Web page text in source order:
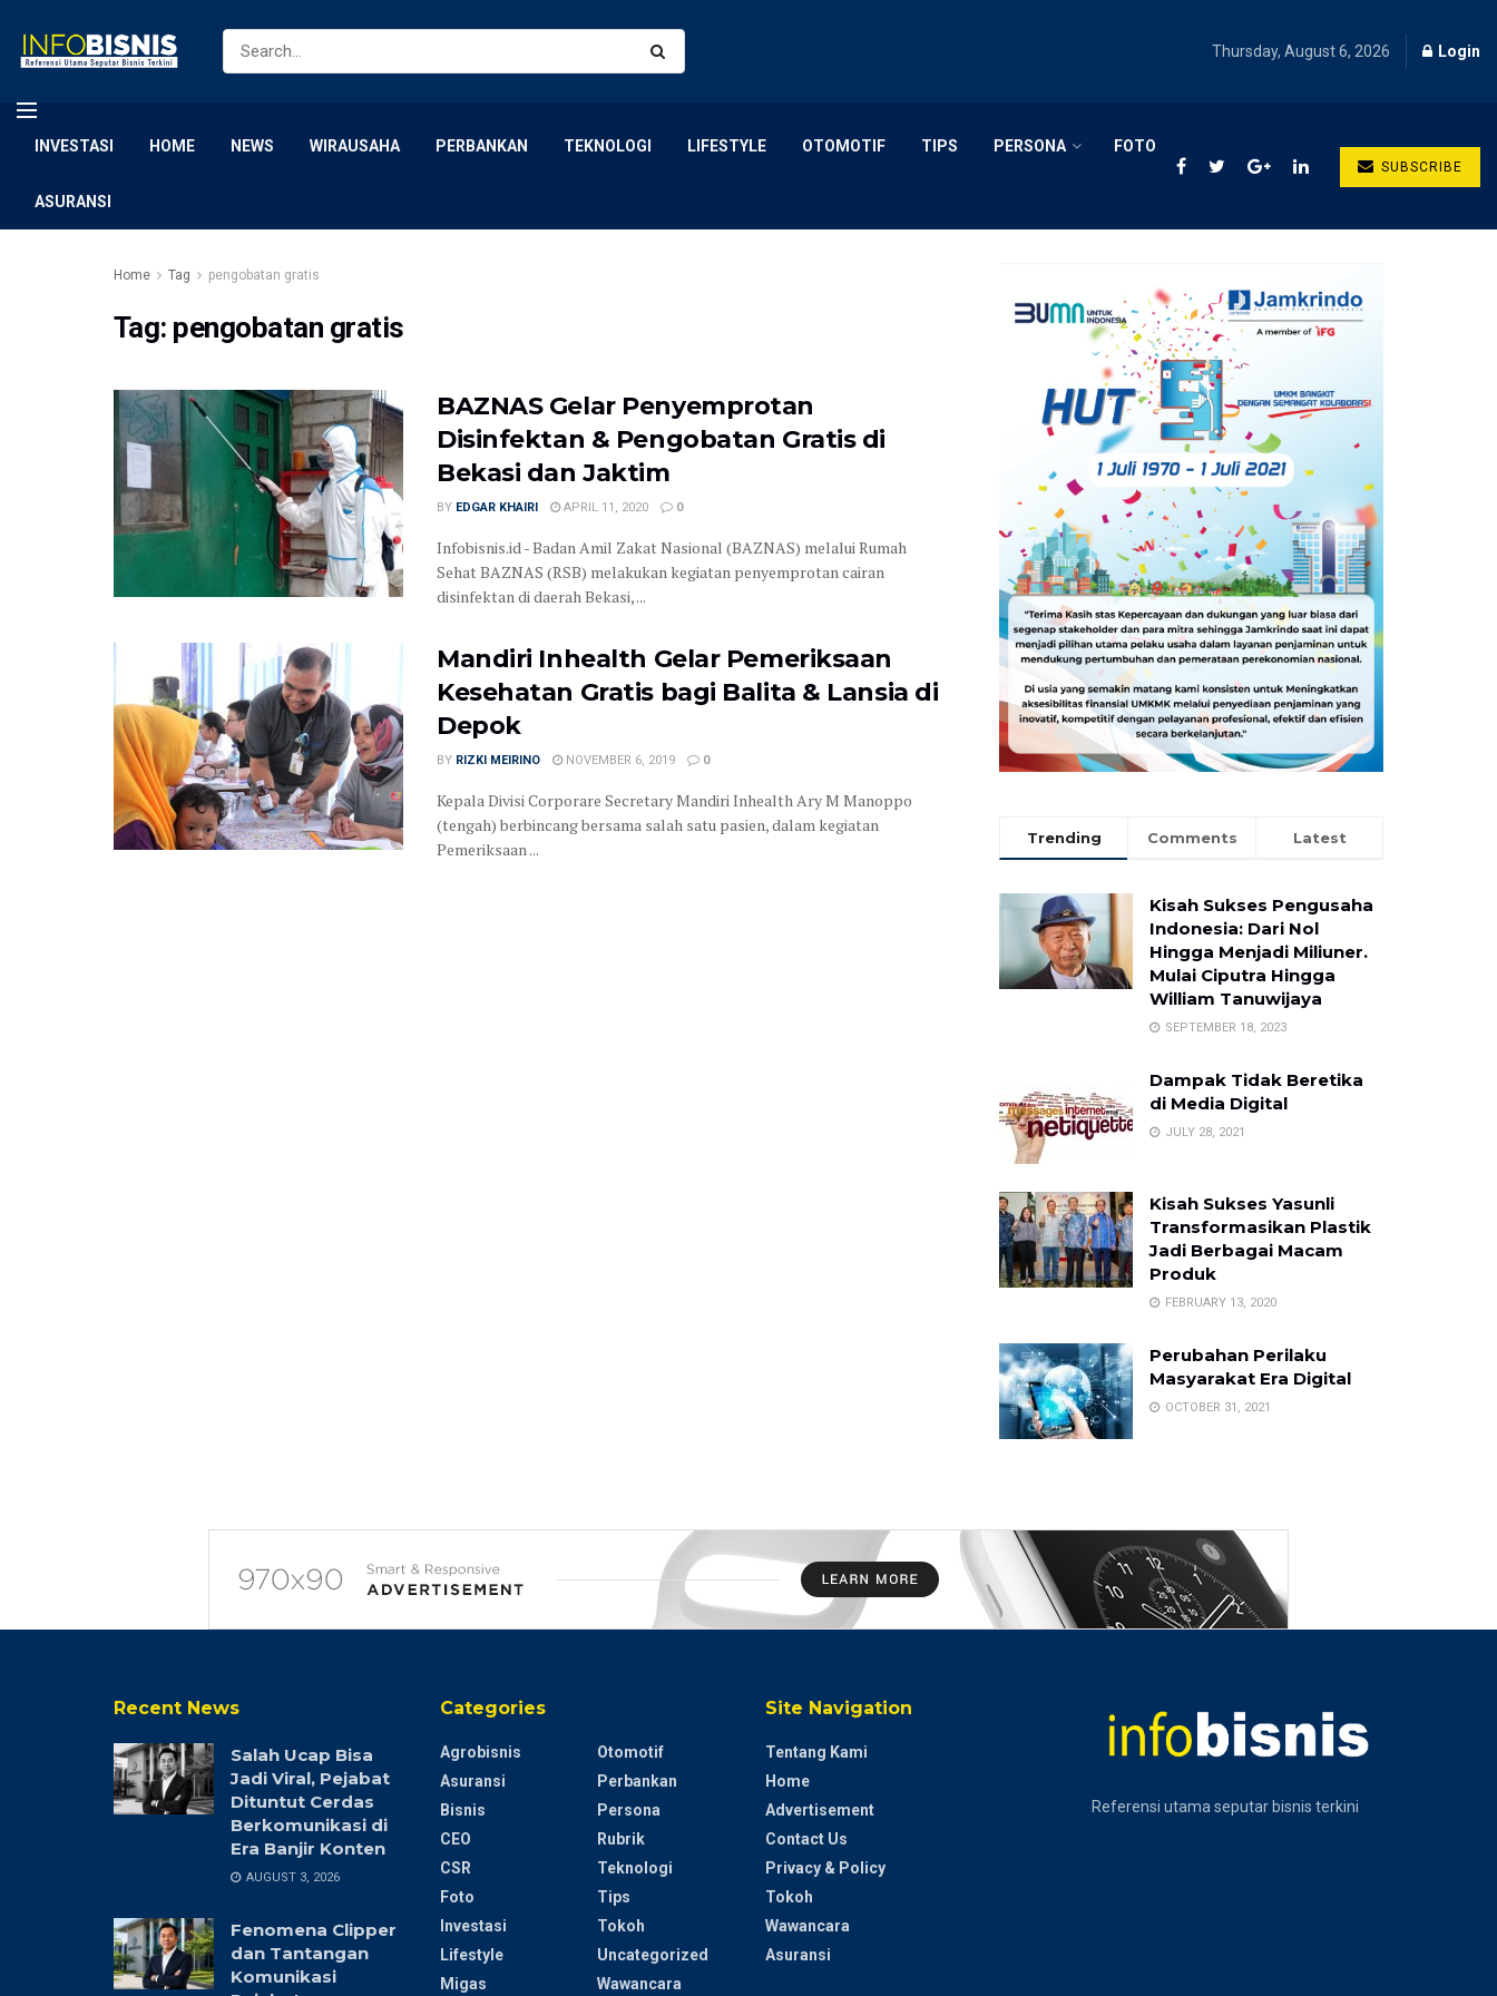
Thursday, August 6, 2026 Login
INVESTASI HOME NEWS WIRAUSAHA PERBANKAN TEKNOLOGI LIFESTYLE OTOMOTIF TIPS PERSONA FOTO
ASURANSI
SUBSCRIBE
Home Tag pengobatan gratis
Tag: pengobatan gratis
BAZNAS Gelar Penyemprotan
Disinfektan & Pengobatan Gratis di
Bekasi dan Jaktim
BY EDGAR KHAIRI APRIL 11, 2020 0
Infobisnis.id - Badan Amil Zakat Nasional (BAZNAS) melalui Rumah
Sehat BAZNAS (RSB) melakukan kegiatan penyemprotan cairan
disinfektan di daerah Bekasi, ...
Mandiri Inhealth Gelar Pemeriksaan
Kesehatan Gratis bagi Balita & Lansia di
Depok
BY RIZKI MEIRINO NOVEMBER 6, 2019 0
Kepala Divisi Corporare Secretary Mandiri Inhealth Ary M Manoppo
(tengah) berbincang bersama salah satu pasien, dalam kegiatan
Pemeriksaan ...
Trending Comments Latest
Kisah Sukses Pengusaha
Indonesia: Dari Nol
Hingga Menjadi Miliuner.
Mulai Ciputra Hingga
William Tanuwijaya
SEPTEMBER 18, 2023
Dampak Tidak Beretika
di Media Digital
JULY 28, 2021
Kisah Sukses Yasunli
Transformasikan Plastik
Jadi Berbagai Macam
Produk
FEBRUARY 13, 2020
Perubahan Perilaku
Masyarakat Era Digital
OCTOBER 31, 2021
Recent News
Salah Ucap Bisa
Jadi Viral, Pejabat
Dituntut Cerdas
Berkomunikasi di
Era Banjir Konten
AUGUST 3, 2026
Fenomena Clipper
dan Tantangan
Komunikasi
Categories
Agrobisnis
Asuransi
Bisnis
CEO
CSR
Foto
Investasi
Lifestyle
Migas
Otomotif
Perbankan
Persona
Rubrik
Teknologi
Tips
Tokoh
Uncategorized
Wawancara
Site Navigation
Tentang Kami
Home
Advertisement
Contact Us
Privacy & Policy
Tokoh
Wawancara
Asuransi
Referensi utama seputar bisnis terkini